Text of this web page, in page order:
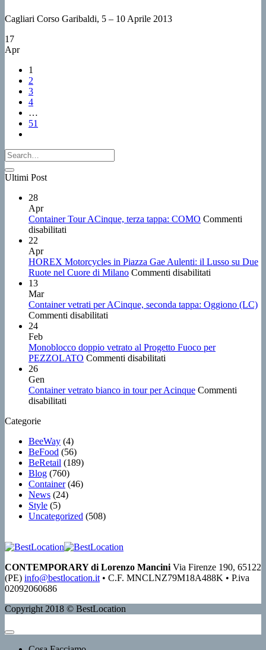
Cagliari Corso Garibaldi, 5 – 10 Aprile 2013
17
Apr
1
2
3
4
…
51
Ultimi Post
28
Apr
Container Tour ACinque, terza tappa: COMO Commenti
disabilitati
ACinque,
terza
22
Apr
HOREX Motorcycles in Piazza Gae Aulenti: il Lusso su Due
Ruote nel Cuore di Milano Commenti disabilitati
in
il
Ruote
13
Mar
Container vetrati per ACinque, seconda tappa: Oggiono (LC)
Commenti disabilitati
per
ACinque,
Oggiono
24
Feb
Monoblocco doppio vetrato al Progetto Fuoco per
PEZZOLATO Commenti disabilitati
vetrato
26
Gen
Container vetrato bianco in tour per Acinque Commenti
disabilitati
in
tour
per
Acinque
Categorie
BeeWay (4)
BeFood (56)
BeRetail (189)
Blog (760)
Container(46)
News (24)
Style (5)
Uncategorized (508)
CONTEMPORARY di Lorenzo Mancini Via Firenze 190, 65122
(PE) info@bestlocation.it • C.F. MNCLNZ79M18A488K • P.iva
02092060686
Copyright 2018 © BestLocation